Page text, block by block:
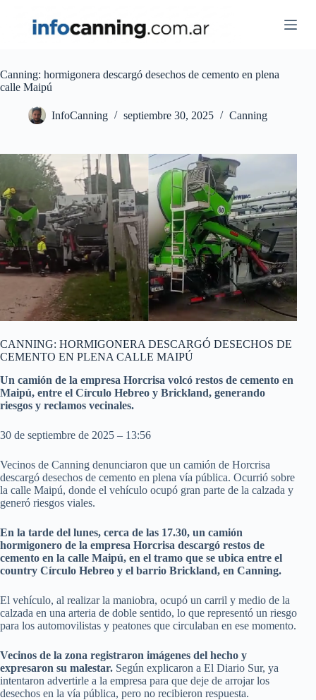
Canning: hormigonera descargó desechos de cemento en plena
calle Maipú
InfoCanning septiembre 30, 2025 Canning
CANNING: HORMIGONERA DESCARGÓ DESECHOS DE
CEMENTO EN PLENA CALLE MAIPÚ
Un camión de la empresa Horcrisa volcó restos de cemento en
Maipú, entre el Círculo Hebreo y Brickland, generando
riesgos y reclamos vecinales.
30 de septiembre de 2025 – 13:56
Vecinos de Canning denunciaron que un camión de Horcrisa
descargó desechos de cemento en plena vía pública. Ocurrió sobre
la calle Maipú, donde el vehículo ocupó gran parte de la calzada y
generó riesgos viales.
En la tarde del lunes, cerca de las 17.30, un camión
hormigonero de la empresa Horcrisa descargó restos de
cemento en la calle Maipú, en el tramo que se ubica entre el
country Círculo Hebreo y el barrio Brickland, en Canning.
El vehículo, al realizar la maniobra, ocupó un carril y medio de la
calzada en una arteria de doble sentido, lo que representó un riesgo
para los automovilistas y peatones que circulaban en ese momento.
Vecinos de la zona registraron imágenes del hecho y
expresaron su malestar. Según explicaron a El Diario Sur, ya
intentaron advertirle a la empresa para que deje de arrojar los
desechos en la vía pública, pero no recibieron respuesta.